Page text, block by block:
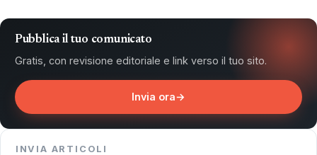
Pubblica il tuo comunicato
Gratis, con revisione editoriale e link verso il tuo sito.
Invia ora→
INVIA ARTICOLI